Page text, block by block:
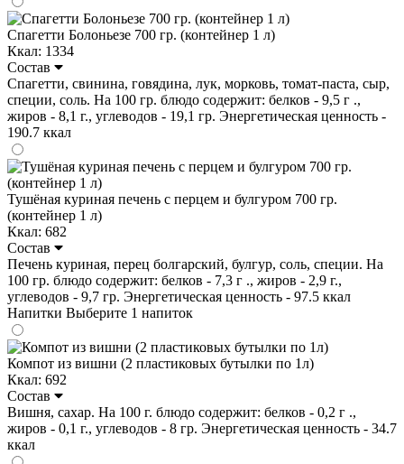
Спагетти Болоньезе 700 гр. (контейнер 1 л)
Ккал: 1334
Состав
Спагетти, свинина, говядина, лук, морковь, томат-паста, сыр,
специи, соль. На 100 гр. блюдо содержит: белков - 9,5 г .,
жиров - 8,1 г., углеводов - 19,1 гр. Энергетическая ценность -
190.7 ккал
Тушёная куриная печень с перцем и булгуром 700 гр.
(контейнер 1 л)
Ккал: 682
Состав
Печень куриная, перец болгарский, булгур, соль, специи. На
100 гр. блюдо содержит: белков - 7,3 г ., жиров - 2,9 г.,
углеводов - 9,7 гр. Энергетическая ценность - 97.5 ккал
Напитки Выберите 1 напиток
Компот из вишни (2 пластиковых бутылки по 1л)
Ккал: 692
Состав
Вишня, сахар. На 100 г. блюдо содержит: белков - 0,2 г .,
жиров - 0,1 г., углеводов - 8 гр. Энергетическая ценность - 34.7
ккал